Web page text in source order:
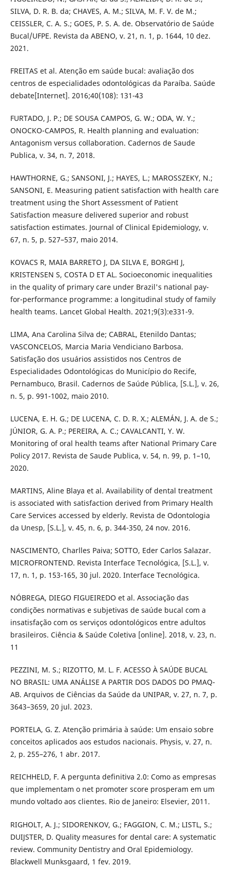
SILVA, D. R. B. da; CHAVES, A. M.; SILVA, M. F. V. de M.;
CEISSLER, C. A. S.; GOES, P. S. A. de. Observatório de Saúde
Bucal/UFPE. Revista da ABENO, v. 21, n. 1, p. 1644, 10 dez.
2021.
FREITAS et al. Atenção em saúde bucal: avaliação dos
centros de especialidades odontológicas da Paraíba. Saúde
debate[Internet]. 2016;40(108): 131-43
FURTADO, J. P.; DE SOUSA CAMPOS, G. W.; ODA, W. Y.;
ONOCKO-CAMPOS, R. Health planning and evaluation:
Antagonism versus collaboration. Cadernos de Saude
Publica, v. 34, n. 7, 2018.
HAWTHORNE, G.; SANSONI, J.; HAYES, L.; MAROSSZEKY, N.;
SANSONI, E. Measuring patient satisfaction with health care
treatment using the Short Assessment of Patient
Satisfaction measure delivered superior and robust
satisfaction estimates. Journal of Clinical Epidemiology, v.
67, n. 5, p. 527–537, maio 2014.
KOVACS R, MAIA BARRETO J, DA SILVA E, BORGHI J,
KRISTENSEN S, COSTA D ET AL. Socioeconomic inequalities
in the quality of primary care under Brazil's national pay-
for-performance programme: a longitudinal study of family
health teams. Lancet Global Health. 2021;9(3):e331-9.
LIMA, Ana Carolina Silva de; CABRAL, Etenildo Dantas;
VASCONCELOS, Marcia Maria Vendiciano Barbosa.
Satisfação dos usuários assistidos nos Centros de
Especialidades Odontológicas do Município do Recife,
Pernambuco, Brasil. Cadernos de Saúde Pública, [S.L.], v. 26,
n. 5, p. 991-1002, maio 2010.
LUCENA, E. H. G.; DE LUCENA, C. D. R. X.; ALEMÁN, J. A. de S.;
JÚNIOR, G. A. P.; PEREIRA, A. C.; CAVALCANTI, Y. W.
Monitoring of oral health teams after National Primary Care
Policy 2017. Revista de Saude Publica, v. 54, n. 99, p. 1–10,
2020.
MARTINS, Aline Blaya et al. Availability of dental treatment
is associated with satisfaction derived from Primary Health
Care Services accessed by elderly. Revista de Odontologia
da Unesp, [S.L.], v. 45, n. 6, p. 344-350, 24 nov. 2016.
NASCIMENTO, Charlles Paiva; SOTTO, Eder Carlos Salazar.
MICROFRONTEND. Revista Interface Tecnológica, [S.L.], v.
17, n. 1, p. 153-165, 30 jul. 2020. Interface Tecnológica.
NÓBREGA, DIEGO FIGUEIREDO et al. Associação das
condições normativas e subjetivas de saúde bucal com a
insatisfação com os serviços odontológicos entre adultos
brasileiros. Ciência & Saúde Coletiva [online]. 2018, v. 23, n.
11
PEZZINI, M. S.; RIZOTTO, M. L. F. ACESSO À SAÚDE BUCAL
NO BRASIL: UMA ANÁLISE A PARTIR DOS DADOS DO PMAQ-
AB. Arquivos de Ciências da Saúde da UNIPAR, v. 27, n. 7, p.
3643–3659, 20 jul. 2023.
PORTELA, G. Z. Atenção primária à saúde: Um ensaio sobre
conceitos aplicados aos estudos nacionais. Physis, v. 27, n.
2, p. 255–276, 1 abr. 2017.
REICHHELD, F. A pergunta definitiva 2.0: Como as empresas
que implementam o net promoter score prosperam em um
mundo voltado aos clientes. Rio de Janeiro: Elsevier, 2011.
RIGHOLT, A. J.; SIDORENKOV, G.; FAGGION, C. M.; LISTL, S.;
DUIJSTER, D. Quality measures for dental care: A systematic
review. Community Dentistry and Oral Epidemiology.
Blackwell Munksgaard, 1 fev. 2019.